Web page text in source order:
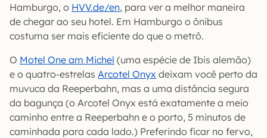
Hamburgo, o HVV.de/en, para ver a melhor maneira
de chegar ao seu hotel. Em Hamburgo o ônibus
costuma ser mais eficiente do que o metrô.
O Motel One am Michel (uma espécie de Ibis alemão)
e o quatro-estrelas Arcotel Onyx deixam você perto da
muvuca da Reeperbahn, mas a uma distância segura
da bagunça (o Arcotel Onyx está exatamente a meio
caminho entre a Reeperbahn e o porto, 5 minutos de
caminhada para cada lado.) Preferindo ficar no fervo,